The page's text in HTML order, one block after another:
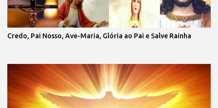
Credo, Pai Nosso, Ave-Maria, Glória ao Pai e Salve Rainha